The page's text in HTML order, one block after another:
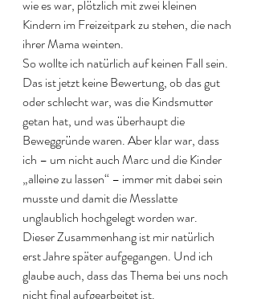
wie es war, plötzlich mit zwei kleinen
Kindern im Freizeitpark zu stehen, die nach
ihrer Mama weinten.
So wollte ich natürlich auf keinen Fall sein.
Das ist jetzt keine Bewertung, ob das gut
oder schlecht war, was die Kindsmutter
getan hat, und was überhaupt die
Beweggründe waren. Aber klar war, dass
ich – um nicht auch Marc und die Kinder
„alleine zu lassen“ – immer mit dabei sein
musste und damit die Messlatte
unglaublich hochgelegt worden war.
Dieser Zusammenhang ist mir natürlich
erst Jahre später aufgegangen. Und ich
glaube auch, dass das Thema bei uns noch
nicht final aufgearbeitet ist.